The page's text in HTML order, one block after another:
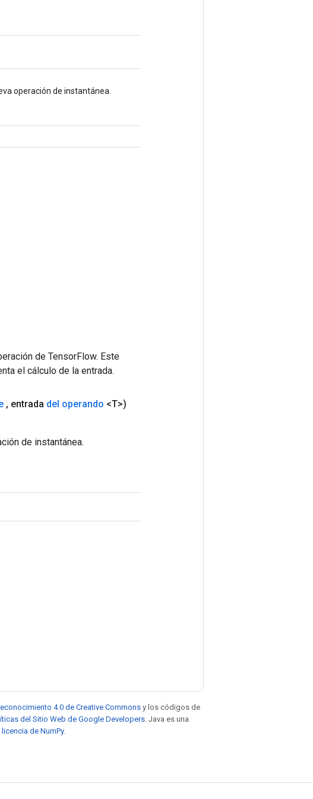
operación de instantánea.
de TensorFlow. Este
el cálculo de la entrada.
, entrada del operando <T>)
de instantánea.
4.0 de Creative Commons y los códigos de
del Sitio Web de Google Developers . Java es una
licencia de NumPy.